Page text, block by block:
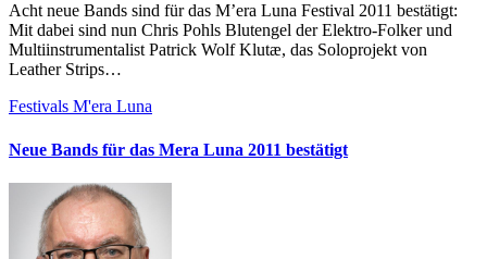
Acht neue Bands sind für das M’era Luna Festival 2011 bestätigt:
Mit dabei sind nun Chris Pohls Blutengel der Elektro-Folker und
Multiinstrumentalist Patrick Wolf Klutæ, das Soloprojekt von
Leather Strips…
Festivals M'era Luna
Neue Bands für das Mera Luna 2011 bestätigt